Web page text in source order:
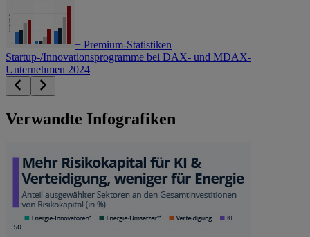
+ Premium-Statistiken
Startup-/Innovationsprogramme bei DAX- und MDAX-
Unternehmen 2024
Verwandte Infografiken